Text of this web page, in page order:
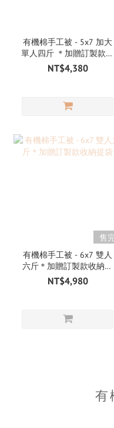
有機棉手工被 - 5x7 加大
單人四斤 ＊加贈訂製款收
納提袋
NT$4,380
售
有機棉手工被 - 6x7 雙人
六斤＊加贈訂製款收納提
袋
NT$4,980
有